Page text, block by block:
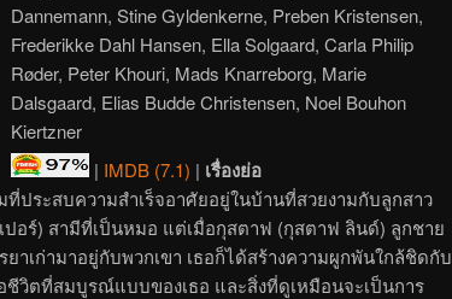
Dannemann, Stine Gyldenkerne, Preben Kristensen,
Frederikke Dahl Hansen, Ella Solgaard, Carla Philip
Røder, Peter Khouri, Mads Knarreborg, Marie
Dalsgaard, Elias Budde Christensen, Noel Bouhon
Kiertzner
| IMDB (7.1) | เรื่องย่อ
ประสบความสำเร็จอาศัยอยู่ในบ้านที่สวยงามกับลูกสาว
ปอร์) สามีที่เป็นหมอ แต่เมื่อกุสตาฟ (กุสตาฟ ลินด์) ลูกชาย
าเก่ามาอยู่กับพวกเขา เธอก็ได้สร้างความผูกพันใกล้ชิดกับ
ชีวิตที่สมบูรณ์แบบของเธอ และสิ่งที่ดูเหมือนจะเป็นการ